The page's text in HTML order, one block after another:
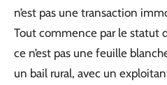
n’est pas une transaction
Tout commence par le statut
ce n’est pas une feuille
un bail rural, avec un